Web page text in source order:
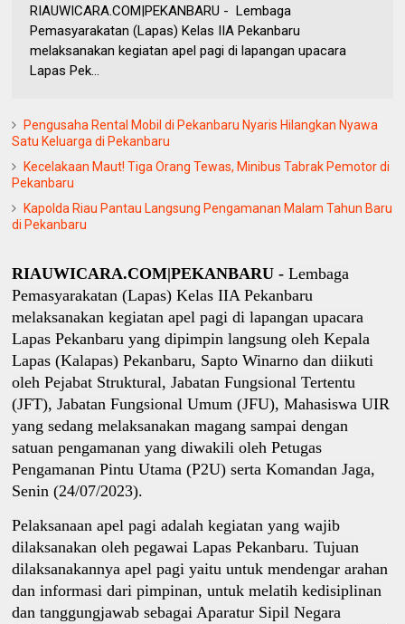
RIAUWICARA.COM|PEKANBARU - Lembaga
Pemasyarakatan (Lapas) Kelas IIA Pekanbaru
melaksanakan kegiatan apel pagi di lapangan upacara
Lapas Pek...
Pengusaha Rental Mobil di Pekanbaru Nyaris Hilangkan Nyawa
Satu Keluarga di Pekanbaru
Kecelakaan Maut! Tiga Orang Tewas, Minibus Tabrak Pemotor di
Pekanbaru
Kapolda Riau Pantau Langsung Pengamanan Malam Tahun Baru
di Pekanbaru
RIAUWICARA.COM|PEKANBARU - Lembaga
Pemasyarakatan (Lapas) Kelas IIA Pekanbaru
melaksanakan kegiatan apel pagi di lapangan upacara
Lapas Pekanbaru yang dipimpin langsung oleh Kepala
Lapas (Kalapas) Pekanbaru, Sapto Winarno dan diikuti
oleh Pejabat Struktural, Jabatan Fungsional Tertentu
(JFT), Jabatan Fungsional Umum (JFU), Mahasiswa UIR
yang sedang melaksanakan magang sampai dengan
satuan pengamanan yang diwakili oleh Petugas
Pengamanan Pintu Utama (P2U) serta Komandan Jaga,
Senin (24/07/2023).
Pelaksanaan apel pagi adalah kegiatan yang wajib
dilaksanakan oleh pegawai Lapas Pekanbaru. Tujuan
dilaksanakannya apel pagi yaitu untuk mendengar arahan
dan informasi dari pimpinan, untuk melatih kedisiplinan
dan tanggungjawab sebagai Aparatur Sipil Negara